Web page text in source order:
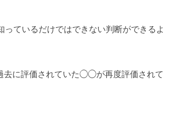
ているだけではできない判断ができるよ
去に評価されていた◯◯が再度評価されて